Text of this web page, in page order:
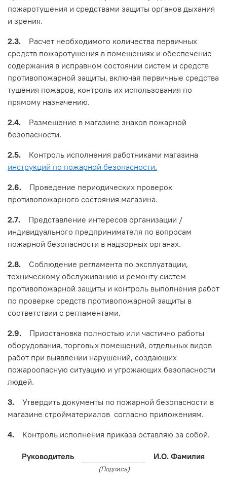
пожаротушения и средствами защиты органов дыхания
и зрения.
2.3.
Расчет необходимого количества первичных
средств пожаротушения в помещениях и обеспечение
содержания в исправном состоянии систем и средств
противопожарной защиты, включая первичные средства
тушения пожаров, контроль их использования по
прямому назначению.
2.4. Размещение в магазине знаков пожарной
безопасности.
2.5. Контроль исполнения работниками магазина
инструкций по пожарной безопасности.
2.6. Проведение периодических проверок
противопожарного состояния магазина.
2.7. Представление интересов организации /
индивидуального предпринимателя по вопросам
пожарной безопасности в надзорных органах.
2.8. Соблюдение регламента по эксплуатации,
техническому обслуживанию и ремонту систем
противопожарной защиты и контроль выполнения работ
по проверке средств противопожарной защиты в
соответствии с регламентами.
2.9. Приостановка полностью или частично работы
оборудования, торговых помещений, отдельных видов
работ при выявлении нарушений, создающих
пожароопасную ситуацию и угрожающих безопасности
людей.
3. Утвердить документы по пожарной безопасности в
магазине стройматериалов согласно приложениям.
4. Контроль исполнения приказа оставляю за собой.
Руководитель И.О. Фамилия
(Подпись)